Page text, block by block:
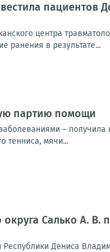
пациентов
центра
ранения в результате...
партию помощи
–
тенниса, мячи...
Салько А. В.
Дениса